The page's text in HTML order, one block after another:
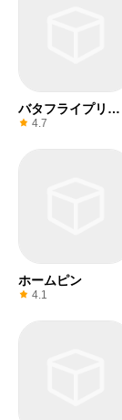
バタフライプリン
セス
4.7
ホームピン
4.1